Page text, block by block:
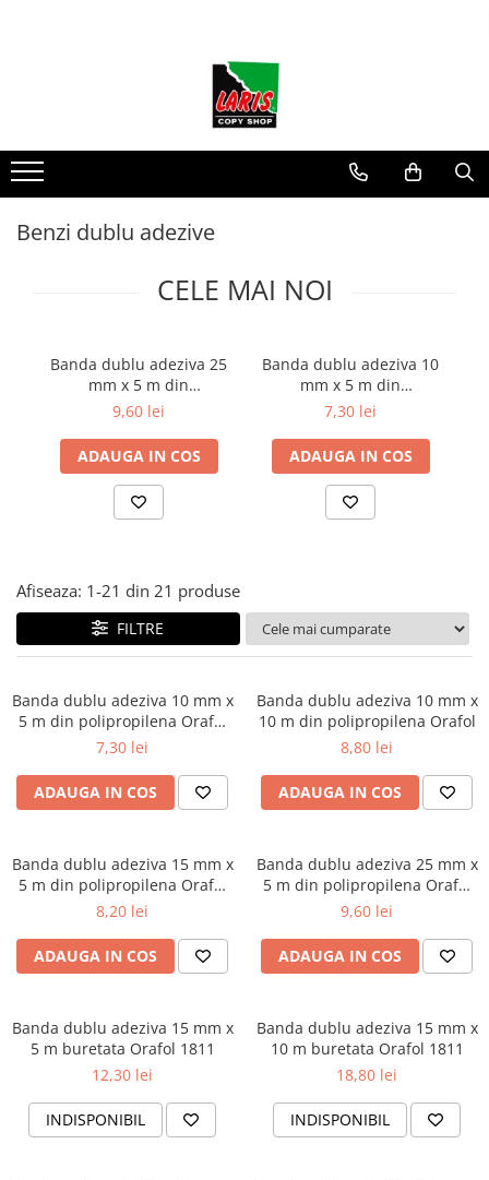
Instrumente de scris
Rollere & Finelinere
Rollere
Stilouri
Cartuse cu cerneala
Corectoare
Radiere
Fluid corector
Creioane
Creioane mecanice
Ascutitori
Creioane grafit
Pixuri cu mecanism
Pixuri cu gel
Mine pentru pixuri
Markere & Textmarkere
Markere acrilice
Markere tabla alba/whiteboard
Markere permanente
Markere cu vopsea
Hartie si produse din hartie
Hartie
Benzi dublu adezive
CELE MAI NOI
Banda dublu adeziva 25
mm x 5 m din
polipropilena Orafol 1453
9,60 lei
ADAUGA IN COS
Banda dublu adeziva 10
mm x 5 m din
polipropilena Orafol 1453
7,30 lei
ADAUGA IN COS
Afiseaza: 1-21 din 21 produse
FILTRE
Banda dublu adeziva 10 mm x
5 m din polipropilena Orafol
1453
7,30 lei
ADAUGA IN COS
Banda dublu adeziva 10 mm x
10 m din polipropilena Orafol
8,80 lei
ADAUGA IN COS
Banda dublu adeziva 15 mm x
5 m din polipropilena Orafol
1453
8,20 lei
ADAUGA IN COS
Banda dublu adeziva 25 mm x
5 m din polipropilena Orafol
1453
9,60 lei
ADAUGA IN COS
Banda dublu adeziva 15 mm x
5 m buretata Orafol 1811
12,30 lei
INDISPONIBIL
Banda dublu adeziva 15 mm x
10 m buretata Orafol 1811
18,80 lei
INDISPONIBIL